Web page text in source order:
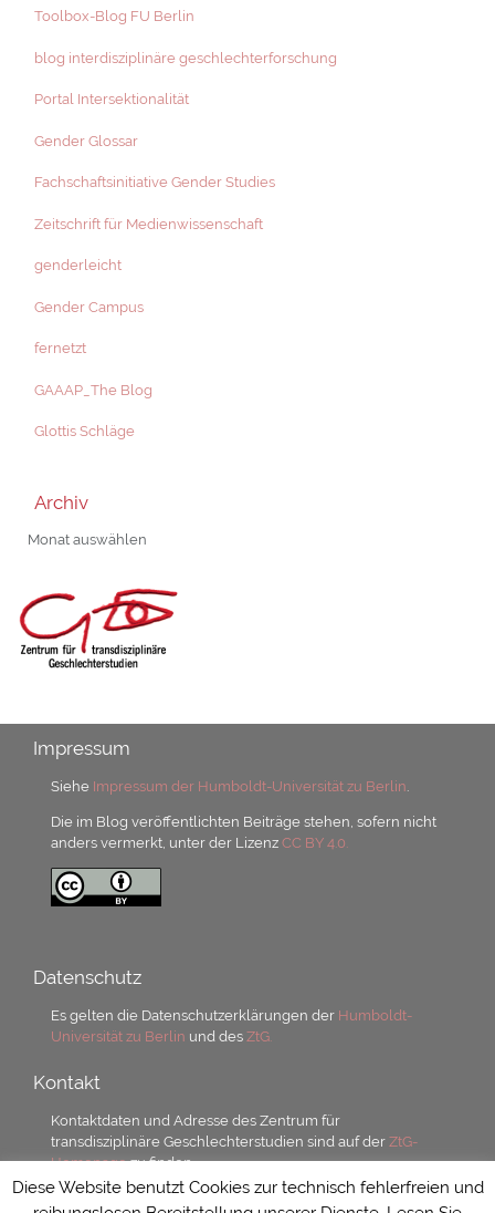
Toolbox-Blog FU Berlin
blog interdisziplinäre geschlechterforschung
Portal Intersektionalität
Gender Glossar
Fachschaftsinitiative Gender Studies
Zeitschrift für Medienwissenschaft
genderleicht
Gender Campus
fernetzt
GAAAP_The Blog
Glottis Schläge
Archiv
Archiv
Impressum
Siehe Impressum der Humboldt-Universität zu Berlin
Die im Blog veröffentlichten Beiträge stehen, sofern nicht
anders vermerkt, unter der LizenzCC BY 4.0.
Datenschutz
Es gelten die Datenschutzerklärungen der Humboldt-
Universität zu Berlin und desZtG.
Kontakt
Kontaktdaten und Adresse des Zentrum für
transdisziplinäre Geschlechterstudien sind auf derZtG-
Homepagezu finden.
Diese Website benutzt Cookies zur technisch fehlerfreien und